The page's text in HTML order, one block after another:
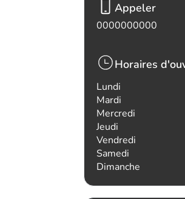
Appeler
0000000000
Horaires
Lundi
Mardi
Mercredi
Jeudi
Vendredi
Samedi
Dimanche